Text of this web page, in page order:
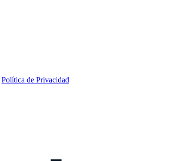
Política de Privacidad